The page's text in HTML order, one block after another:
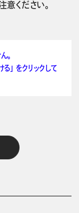
ください。
。
」 をクリックして